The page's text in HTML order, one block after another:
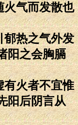
火气而发散也
郁热之气外发
阳之会胸膈
有火者不宜惟
阳后阴言从